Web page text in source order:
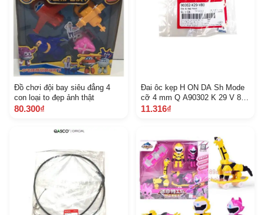
Đồ chơi đội bay siêu đẳng 4
con loại to đẹp ảnh thật
80.300₫
Đai ôc kẹp H ON DA Sh Mode
cỡ 4 mm Q A90302 K 29 V 80
969
11.316₫